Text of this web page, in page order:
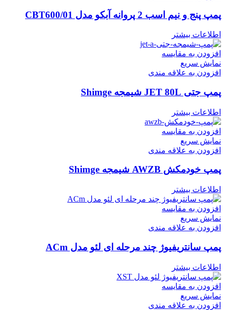
پمپ پنج و نیم اسب 2 پروانه آبکو مدل CBT600/01
اطلاعات بیشتر
افزودن به مقایسه
نمایش سریع
افزودن به علاقه مندی
پمپ جتی JET 80L شیمجه Shimge
اطلاعات بیشتر
افزودن به مقایسه
نمایش سریع
افزودن به علاقه مندی
پمپ خودمکش AWZB شیمجه Shimge
اطلاعات بیشتر
افزودن به مقایسه
نمایش سریع
افزودن به علاقه مندی
پمپ سانتریفیوژ چند مرحله ای لئو مدل ACm
اطلاعات بیشتر
افزودن به مقایسه
نمایش سریع
افزودن به علاقه مندی